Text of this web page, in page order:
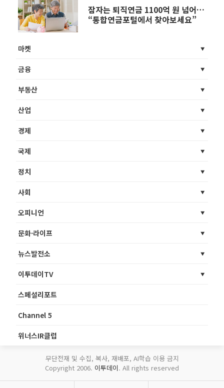
잠자는 퇴직연금 1100억 원 넘어…
“통합연금포털에서 찾아보세요”
마켓
금융
부동산
산업
경제
국제
정치
사회
오피니언
문화·라이프
뉴스발전소
이투데이TV
스페셜리포트
Channel 5
위너스IR클럽
무단전재 및 수집, 복사, 재배포, AI학습 이용 금지
Copyright 2006. 이투데이. All rights reserved